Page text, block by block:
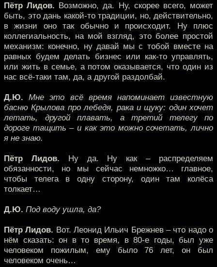
Пётр Лидов. Возможно, да. Ну, скорее всего, может
быть, это дань какой-то традиции, но, действительно,
в жизни оно так обычно и происходит. Ну плюс
коллегиальность, на мой взгляд, это более простой
механизм: конечно, ну давай мы с тобой вместе на
равных будем делать бизнес или как-то управлять,
или жить в семье, а потом оказывается, что один из
нас всё-таки там, да, а другой раздолбай.
Д.Ю. Мне это всё время напоминает известную
басню Крылова про лебедя, рака и щуку: один хочет
летать, другой плавать, а третий телегу по
дороге тащить – и как это можно сочетать, лично
я не знаю.
Пётр Лидов. Ну да. Ну как – распределяем
обязанности, но мы сейчас немножко… главное,
чтобы телега в одну сторону, один там колёса
толкает…
Д.Ю. Под воду ушла, да?
Пётр Лидов. Вот. Леонид Ильич Брежнев – что надо о
нём сказать: он в то время, в 80-е годы, был уже
человеком пожилым, ему было 76 лет, он был
человеком очень…